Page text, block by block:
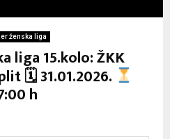
ženska liga
liga 15.kolo: ŽKK
🗓 31.01.2026.
h